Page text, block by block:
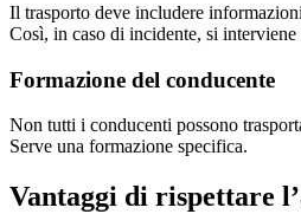
Il trasporto deve includere
Così, in caso di incidente, si interviene
Formazione del conducente
Non tutti i conducenti possono
Serve una formazione specifica.
Vantaggi di rispettare